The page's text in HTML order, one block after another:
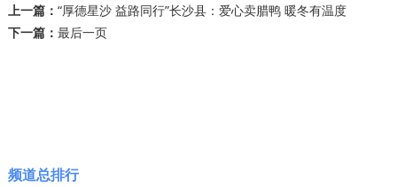
上一篇： “厚德星沙 益路同行”长沙县：爱心卖腊鸭 暖冬有温度
下一篇： 最后一页
频道总排行